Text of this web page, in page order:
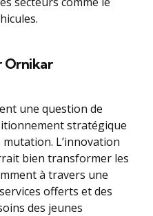
Ornikar
une question de
stratégique
L’innovation
bien transformer les
à travers une
offerts et des
des jeunes